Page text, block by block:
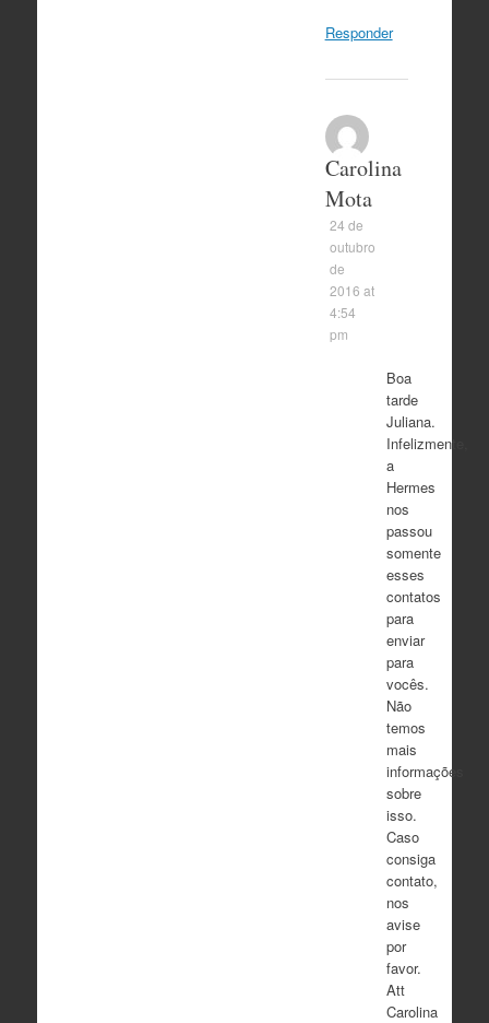
Responder
Carolina
Mota
24 de
outubro
de
2016 at
4:54
pm
Boa
tarde
Juliana.
Infelizmente,
a
Hermes
nos
passou
somente
esses
contatos
para
enviar
para
vocês.
Não
temos
mais
informações
sobre
isso.
Caso
consiga
contato,
nos
avise
por
favor.
Att
Carolina